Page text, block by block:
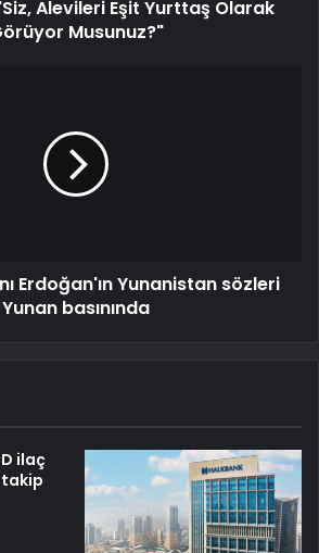
Alevileri Eşit Yurttaş Olarak
Musunuz?"
Erdoğan'ın Yunanistan sözleri
Yunan basınında
ilaç
takip